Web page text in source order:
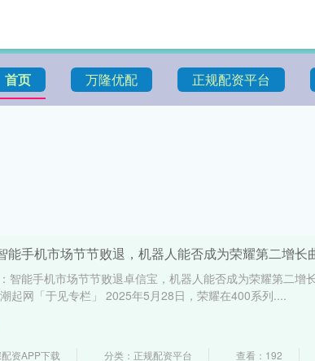
首页 万隆优配 正规配资平台
能手机市场节节败退，机器人能否成为荣耀第二增长
：智能手机市场节节败退卓信宝，机器人能否成为荣耀第二增
起网「于见专栏」 2025年5月28日，荣耀在400系列....
资APP下载 分类：正规配资平台 查看：192